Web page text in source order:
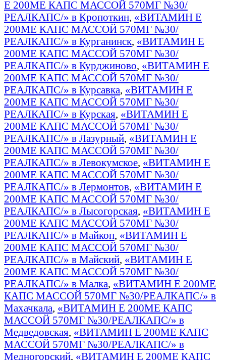
Е 200МЕ КАПС МАССОЙ 570МГ №30/
РЕАЛКАПС/» в Кропоткин, «ВИТАМИН Е
200МЕ КАПС МАССОЙ 570МГ №30/
РЕАЛКАПС/» в Курганинск, «ВИТАМИН Е
200МЕ КАПС МАССОЙ 570МГ №30/
РЕАЛКАПС/» в Курджиново, «ВИТАМИН Е
200МЕ КАПС МАССОЙ 570МГ №30/
РЕАЛКАПС/» в Курсавка, «ВИТАМИН Е
200МЕ КАПС МАССОЙ 570МГ №30/
РЕАЛКАПС/» в Курская, «ВИТАМИН Е
200МЕ КАПС МАССОЙ 570МГ №30/
РЕАЛКАПС/» в Лазурный, «ВИТАМИН Е
200МЕ КАПС МАССОЙ 570МГ №30/
РЕАЛКАПС/» в Левокумское, «ВИТАМИН Е
200МЕ КАПС МАССОЙ 570МГ №30/
РЕАЛКАПС/» в Лермонтов, «ВИТАМИН Е
200МЕ КАПС МАССОЙ 570МГ №30/
РЕАЛКАПС/» в Лысогорская, «ВИТАМИН Е
200МЕ КАПС МАССОЙ 570МГ №30/
РЕАЛКАПС/» в Майкоп, «ВИТАМИН Е
200МЕ КАПС МАССОЙ 570МГ №30/
РЕАЛКАПС/» в Майский, «ВИТАМИН Е
200МЕ КАПС МАССОЙ 570МГ №30/
РЕАЛКАПС/» в Малка, «ВИТАМИН Е 200МЕ
КАПС МАССОЙ 570МГ №30/РЕАЛКАПС/» в
Махачкала, «ВИТАМИН Е 200МЕ КАПС
МАССОЙ 570МГ №30/РЕАЛКАПС/» в
Медведовская, «ВИТАМИН Е 200МЕ КАПС
МАССОЙ 570МГ №30/РЕАЛКАПС/» в
Медногорский, «ВИТАМИН Е 200МЕ КАПС